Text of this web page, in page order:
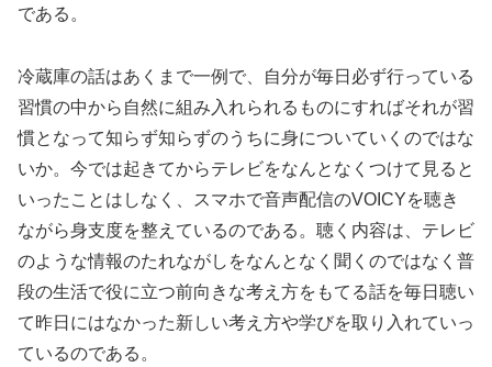
である。
冷蔵庫の話はあくまで一例で、自分が毎日必ず行っている
習慣の中から自然に組み入れられるものにすればそれが習
慣となって知らず知らずのうちに身についていくのではな
いか。今では起きてからテレビをなんとなくつけて見ると
いったことはしなく、スマホで音声配信のVOICYを聴き
ながら身支度を整えているのである。聴く内容は、テレビ
のような情報のたれながしをなんとなく聞くのではなく普
段の生活で役に立つ前向きな考え方をもてる話を毎日聴い
て昨日にはなかった新しい考え方や学びを取り入れていっ
ているのである。